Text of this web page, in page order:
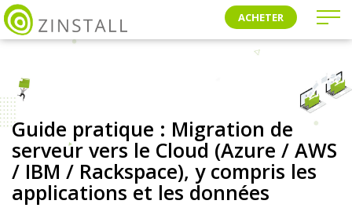
ACHETER
Guide pratique : Migration de
serveur vers le Cloud (Azure / AWS
/ IBM / Rackspace), y compris les
applications et les données